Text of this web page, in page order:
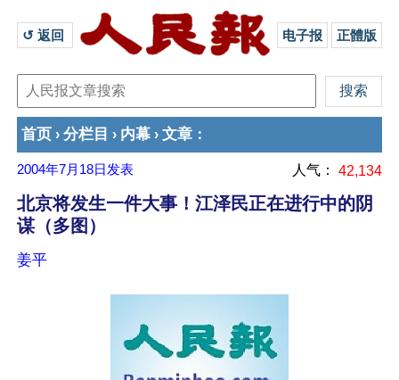
↺ 返回 电子报 正體版
首页 › 分栏目 › 内幕 › 文章 ：
2004年7月18日 发表 人气： 42,134
北京将发生一件大事！江泽民正在进行中的阴
谋（多图）
姜平